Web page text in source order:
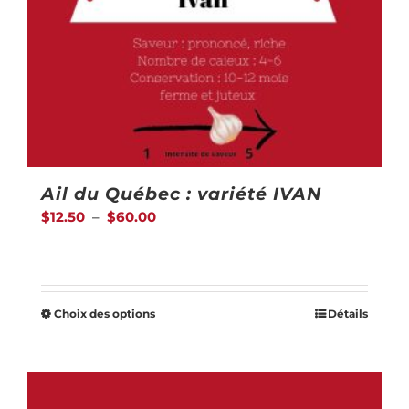
Ail du Québec : variété IVAN
$12.50 – $60.00Plage
Choix des optionsCe
a
Détails